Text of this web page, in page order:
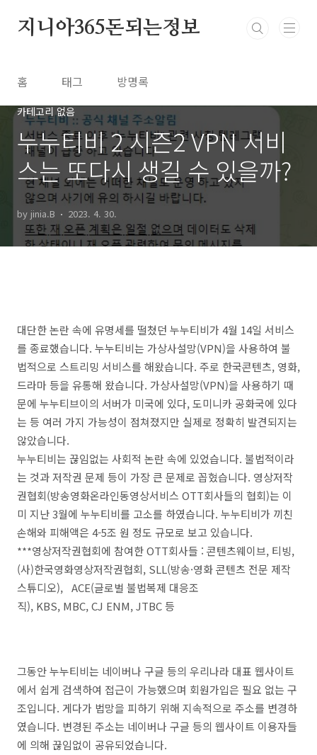
지니아365돈되는정보
홈 태그 방명록
카테고리 없음
누누티비 2 시즌2 VPN 서비
스는 또다시 생길 수 있을까?
by jinia.B 2023. 4. 30.
대단한 논란 속에 유명세를 떨쳤던 누누티비가 4월 14일 서비스
를 종료했습니다. 누누티비는 가상사설망(VPN)을 사용하여 불
법적으로 스트리밍 서비스를 해왔습니다. 주로 한국콘텐츠, 영화,
드라마 등을 유통해 왔습니다. 가상사설망(VPN)을 사용하기 때
문에 누누티브이의 서버가 미국에 있다, 도미니카 공화국에 있다
는 등 여러 가지 가능성이 점쳐졌지만 실제로 정확히 발견되지는
않았습니다.
누누티비는 끊임없는 사회적 논란 속에 있었습니다. 불법적이라
는 것과 저작권 문제 등이 가장 큰 문제로 꼽혔습니다. 영상저작
권협회(방송영화온라인동영상서비스 OTT회사들의 협회)는 이
미 지난 3월에 누누티비를 고소를 하였습니다. 누누티비가 끼친
손해와 피해액은 4-5조 원 정도 규모로 보고 있습니다.
***영상저작권협회에 참여한 OTT회사들 : 콘텐츠웨이브, 티빙,
(사)한국영화영상저작권협회, SLL(방송·영화 콘텐츠 전문 제작
스튜디오), ACE(글로벌 불법복제 대응조
직), KBS, MBC, CJ ENM, JTBC 등
그동안 누누티비는 네이버나 구글 등의 우리나라 대표 웹사이트
에서 쉽게 검색하여 접근이 가능했으며 회원가입은 필요 없는 구
조입니다. 게다가 법망을 피하기 위해 지속적으로 주소를 변경하
였습니다. 변경된 주소는 네이버나 구글 등의 웹사이트 이용자들
에 의해 끊임없이 공유되었습니다.